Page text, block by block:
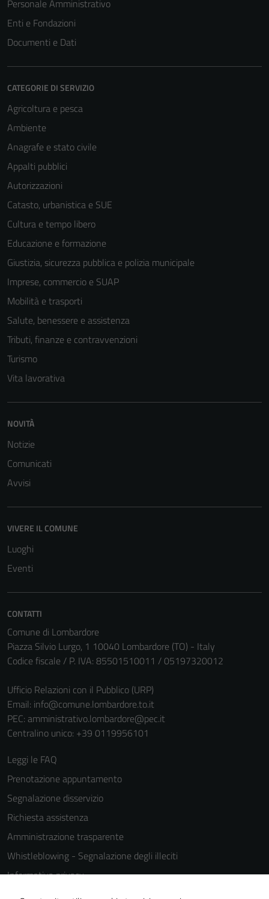
Personale Amministrativo
Enti e Fondazioni
Documenti e Dati
CATEGORIE DI SERVIZIO
Agricoltura e pesca
Ambiente
Anagrafe e stato civile
Appalti pubblici
Autorizzazioni
Catasto, urbanistica e SUE
Cultura e tempo libero
Educazione e formazione
Giustizia, sicurezza pubblica e polizia municipale
Imprese, commercio e SUAP
Mobilità e trasporti
Salute, benessere e assistenza
Tributi, finanze e contravvenzioni
Turismo
Vita lavorativa
NOVITÀ
Notizie
Comunicati
Avvisi
VIVERE IL COMUNE
Luoghi
Eventi
CONTATTI
Comune di Lombardore
Piazza Silvio Lurgo, 1 10040 Lombardore (TO) - Italy
Codice fiscale / P. IVA: 85501510011 / 05197320012
Ufficio Relazioni con il Pubblico (URP)
Email: info@comune.lombardore.to.it
PEC: amministrativo.lombardore@pec.it
Centralino unico: +39 0119956101
Leggi le FAQ
Prenotazione appuntamento
Segnalazione disservizio
Richiesta assistenza
Amministrazione trasparente
Whistleblowing - Segnalazione degli illeciti
Informativa privacy
Cookie Policy
per il
funzionamento
essere
disabilitati.